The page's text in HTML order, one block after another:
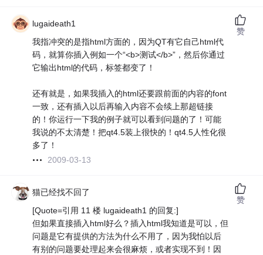
lugaideath1
我指冲突的是指html方面的，因为QT有它自己html代
码，就算你插入例如一个“<b>测试</b>”，然后你通过
它输出html的代码，标签都变了！
还有就是，如果我插入的html还要跟前面的内容的font
一致，还有插入以后再输入内容不会续上那超链接
的！你运行一下我的例子就可以看到问题的了！可能
我说的不太清楚！把qt4.5装上很快的！qt4.5人性化很
多了！
2009-03-13
赞
猫已经找不回了
[Quote=引用 11 楼 lugaideath1 的回复:]
但如果直接插入html好么？插入html我知道是可以，但
问题是它有提供的方法为什么不用了，因为我怕以后
有别的问题要处理起来会很麻烦，或者实现不到！因
赞